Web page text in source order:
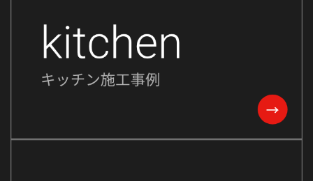
2024年3月
2024年2月
2024年1月